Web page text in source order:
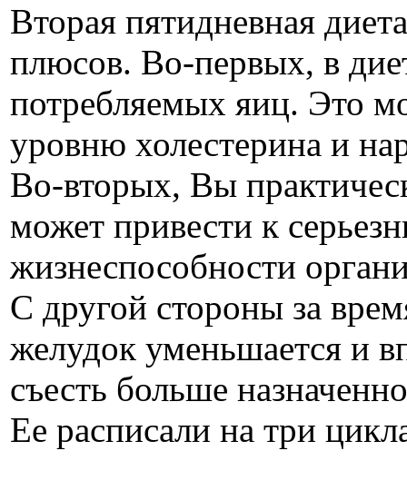
Вторая пятидневная
плюсов. Во-первых, в
потребляемых яиц. Это
уровню холестерина и
Во-вторых, Вы
может привести к
жизнеспособности
С другой стороны за
желудок уменьшается и
съесть больше
Ее расписали на три